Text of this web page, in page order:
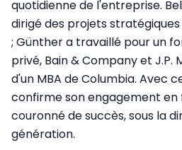
quotidienne de l'entreprise.
dirigé des projets
; Günther a travaillé pour un
privé, Bain & Company et
d'un MBA de Columbia. Avec
confirme son engagement en
couronné de succès, sous la
génération.